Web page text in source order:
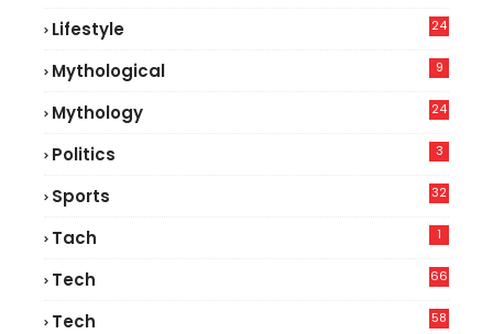
Lifestyle
24
Mythological 9
Mythology 24
Politics 3
Sports 32
Tach 1
Tech
66
Tech
58